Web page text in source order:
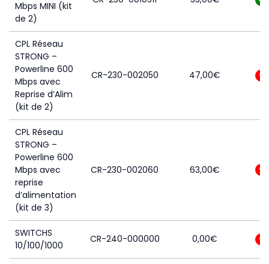
Mbps MINI (kit
de 2)
CPL Réseau
STRONG –
Powerline 600
Mbps avec
Reprise d’Alim
(kit de 2)
CR-230-002050 47,00€ 0
CPL Réseau
STRONG –
Powerline 600
Mbps avec
reprise
d’alimentation
(kit de 3)
CR-230-002060 63,00€ 0
SWITCHS
10/100/1000
CR-240-000000 0,00€ 0